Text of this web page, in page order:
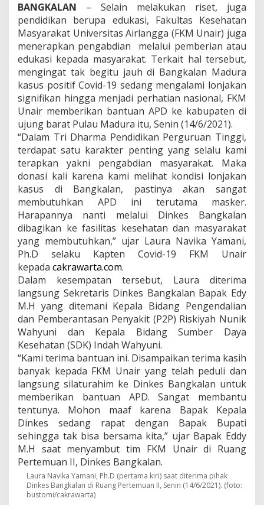
K
M
U
n
a
i
r
K
i
r
i
m
B
a
n
t
u
a
n
A
P
D
K
i
n
k
e
s
B
g
k
a
l
a
n
BANGKALAN – Selain melakukan riset, juga
pendidikan berupa edukasi, Fakultas Kesehatan
Masyarakat Universitas Airlangga (FKM Unair) juga
menerapkan pengabdian melalui pemberian atau
edukasi kepada masyarakat. Terkait hal tersebut,
mengingat tak begitu jauh di Bangkalan Madura
kasus positif Covid-19 sedang mengalami lonjakan
signifikan hingga menjadi perhatian nasional, FKM
Unair memberikan bantuan APD ke kabupaten di
ujung barat Pulau Madura itu, Senin (14/6/2021).
“Dalam Tri Dharma Pendidikan Perguruan Tinggi,
terdapat satu karakter penting yang selalu kami
terapkan yakni pengabdian masyarakat. Maka
donasi kali karena kami melihat kondisi lonjakan
kasus di Bangkalan, pastinya akan sangat
membutuhkan APD ini terutama masker.
Harapannya nanti melalui Dinkes Bangkalan
dibagikan ke fasilitas kesehatan dan masyarakat
yang membutuhkan,” ujar Laura Navika Yamani,
Ph.D selaku Kapten Covid-19 FKM Unair
kepada cakrawarta.com.
Dalam kesempatan tersebut, Laura diterima
langsung Sekretaris Dinkes Bangkalan Bapak Edy
M.H yang ditemani Kepala Bidang Pengendalian
dan Pemberantasan Penyakit (P2P) Riskiyah Nunik
Wahyuni dan Kepala Bidang Sumber Daya
Kesehatan (SDK) Indah Wahyuni.
“Kami terima bantuan ini. Disampaikan terima kasih
banyak kepada FKM Unair yang telah peduli dan
langsung silaturahim ke Dinkes Bangkalan untuk
memberikan bantuan APD. Sangat membantu
tentunya. Mohon maaf karena Bapak Kepala
Dinkes sedang rapat dengan Bapak Bupati
sehingga tak bisa bersama kita,” ujar Bapak Eddy
M.H saat menyambut tim FKM Unair di Ruang
Pertemuan II, Dinkes Bangkalan.
Laura Navika Yamani, Ph.D (pertama kiri) saat diterima pihak
Dinkes Bangkalan di Ruang Pertemuan II, Senin (14/6/2021). (foto:
bustomi/cakrawarta)